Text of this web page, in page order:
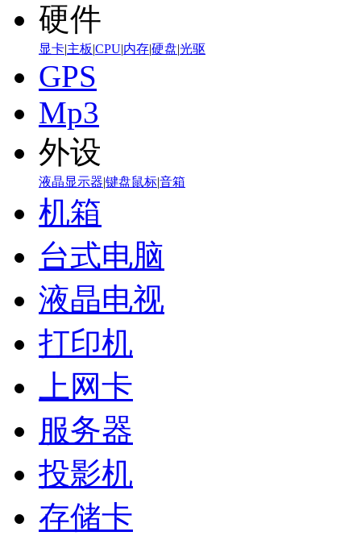
硬件
显卡|主板|CPU|内存|硬盘|光驱
GPS
Mp3
外设
液晶显示器|键盘鼠标|音箱
机箱
台式电脑
液晶电视
打印机
上网卡
服务器
投影机
存储卡